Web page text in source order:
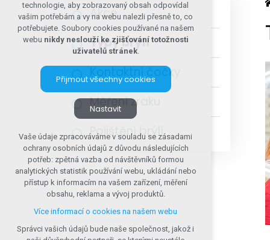
Akce
Typy brýlí
Kontaktní čočky
Měření zraku
Pojištění brýlí
technologie, aby zobrazovaný obsah odpovídal
vašim potřebám a vy na webu nalezli přesně to, co
potřebujete. Soubory cookies používané na našem
webu nikdy neslouží ke zjišťování totožnosti
uživatelů stránek.
Přijmout všechny cookies
Nastavit
Technická cookies
nutná pro provozování webu
udržení kontextu stránek (session): případná
přihlášení, volby jazyka, apod.
Volitelná cookies
analytická pro anonymizované vyhodnocení
návštěvnosti
marketingová cookies (Google, Seznam,
Vaše údaje zpracováváme v souladu se zásadami
ochrany osobních údajů z důvodu následujících
potřeb: zpětná vazba od návštěvníků formou
analytických statistik používání webu, ukládání nebo
přístup k informacím na vašem zařízení, měření
obsahu, reklama a vývoj produktů.
Více informací o cookies na našem webu
Správci vašich údajů bude naše společnost, jakož i